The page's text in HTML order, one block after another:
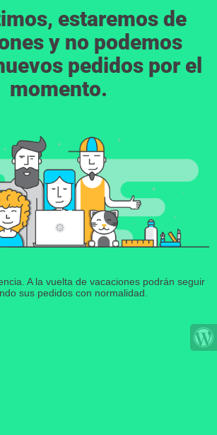
estaremos de
y no podemos
pedidos por el
momento.
A la vuelta de vacaciones podrán seguir
sus pedidos con normalidad.